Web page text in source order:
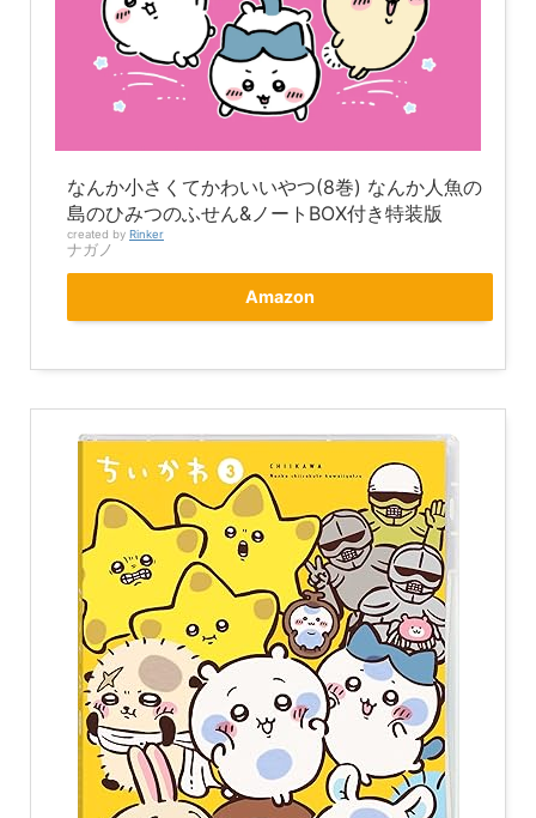
なんか小さくてかわいいやつ(8巻) なんか人魚の
島のひみつのふせん&ノートBOX付き特装版
created by Rinker
ナガノ
Amazon